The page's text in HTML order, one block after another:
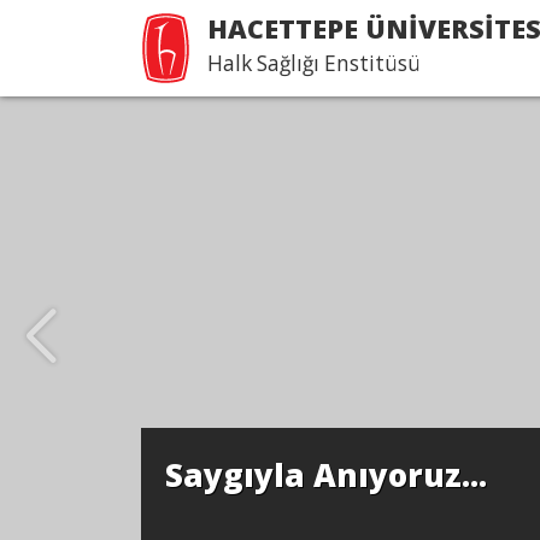
HACETTEPE
Halk Sağlığı Enstitüsü
Saygıyla Anıyoruz...